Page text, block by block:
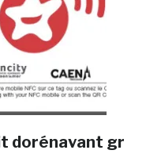
dorénavant gr